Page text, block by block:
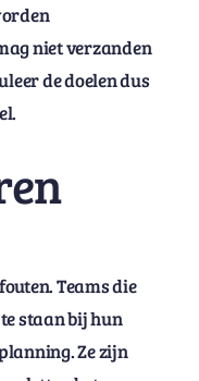
niet verzanden
de doelen dus
Teams die
staan bij hun
Ze zijn